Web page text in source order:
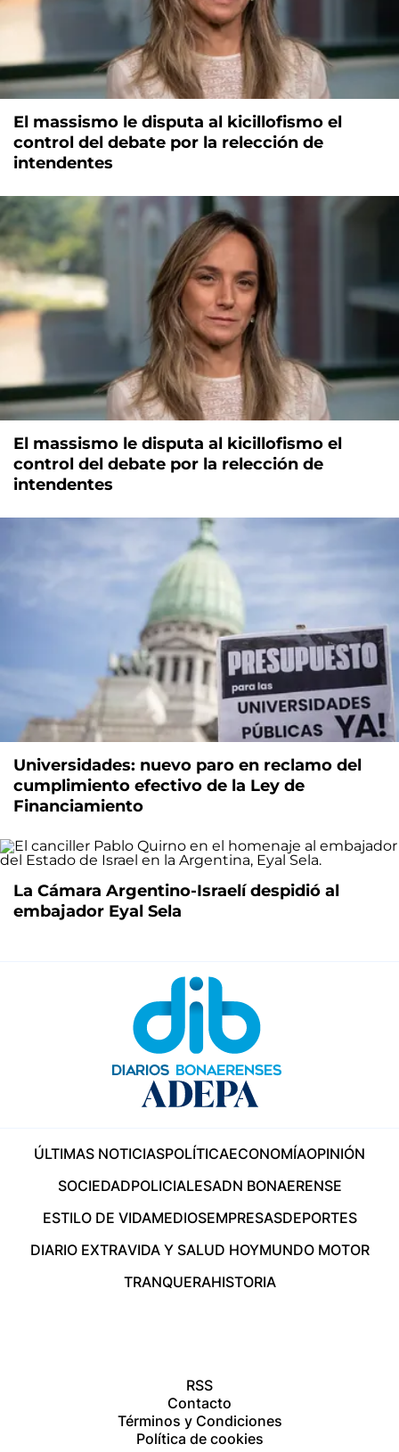
El massismo le disputa al kicillofismo el
control del debate por la relección de
intendentes
El massismo le disputa al kicillofismo el
control del debate por la relección de
intendentes
Universidades: nuevo paro en reclamo del
cumplimiento efectivo de la Ley de
Financiamiento
La Cámara Argentino-Israelí despidió al
embajador Eyal Sela
ÚLTIMAS NOTICIASPOLÍTICAECONOMÍAOPINIÓN
SOCIEDADPOLICIALESADN BONAERENSE
ESTILO DE VIDAMEDIOSEMPRESASDEPORTES
DIARIO EXTRAVIDA Y SALUD HOYMUNDO MOTOR
TRANQUERAHISTORIA
RSS
Contacto
Términos y Condiciones
Política de cookies